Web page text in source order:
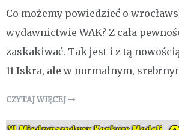
Co możemy powiedzieć o
wydawnictwie WAK? Z cała
zaskakiwać. Tak jest i z tą
11 Iskra, ale w normalnym,
CZYTAJ WIĘCEJ